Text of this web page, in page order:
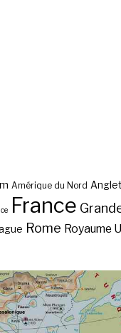
Amérique du Nord
France
Rome Royaume